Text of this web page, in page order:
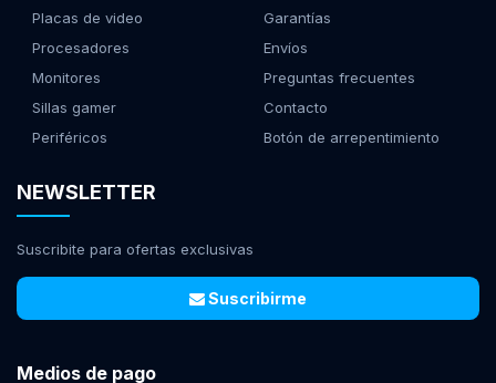
Placas de video
Procesadores
Monitores
Sillas gamer
Periféricos
Garantías
Envíos
Preguntas frecuentes
Contacto
Botón de arrepentimiento
NEWSLETTER
Suscribite para ofertas exclusivas
Suscribirme
Medios de pago